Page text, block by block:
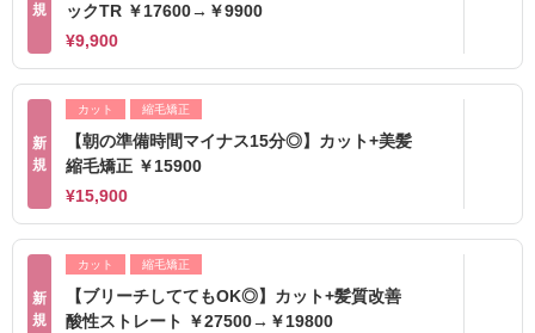
規
ックTR ￥17600→￥9900
¥9,900
新
規
カット 縮毛矯正
【朝の準備時間マイナス15分◎】カット+美髪
縮毛矯正 ￥15900
¥15,900
新
規
カット 縮毛矯正
【ブリーチしててもOK◎】カット+髪質改善
酸性ストレート ￥27500→￥19800